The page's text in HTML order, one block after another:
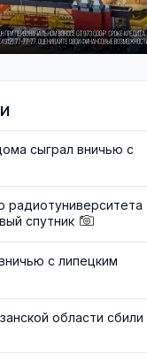
сыграл вничью с
радиотуниверситета
спутник
с липецким
области сбили